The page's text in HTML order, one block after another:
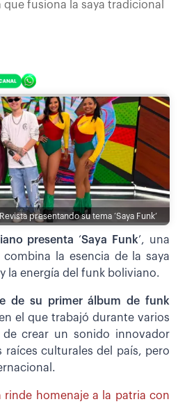
fusiona la saya tradicional
presentando su tema ‘Saya Funk’
presenta ‘Saya Funk’, una
la esencia de la saya
la energía del funk boliviano.
de su primer álbum de funk
el que trabajó durante varios
crear un sonido innovador
raíces culturales del país, pero
rinde homenaje a la patria con